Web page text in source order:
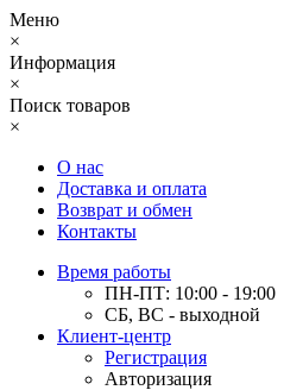
Меню
×
Информация
×
Поиск товаров
×
О нас
Доставка и оплата
Возврат и обмен
Контакты
Время работы
ПН-ПТ: 10:00 - 19:00
СБ, ВС - выходной
Клиент-центр
Регистрация
Авторизация